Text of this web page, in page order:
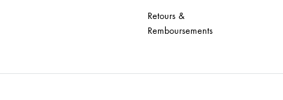
Retours &
Remboursements